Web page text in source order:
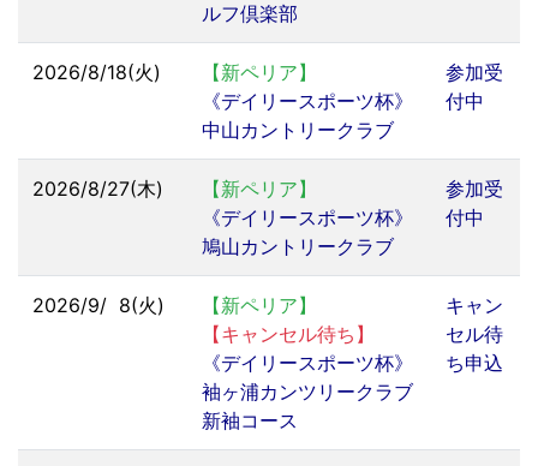
ルフ倶楽部
2026/8/18(火)
【新ペリア】
《デイリースポーツ杯》
中山カントリークラブ
参加受
付中
2026/8/27(木)
【新ペリア】
《デイリースポーツ杯》
鳩山カントリークラブ
参加受
付中
2026/9/ 8(火)
【新ペリア】
【キャンセル待ち】
《デイリースポーツ杯》
袖ヶ浦カンツリークラブ
新袖コース
キャン
セル待
ち申込